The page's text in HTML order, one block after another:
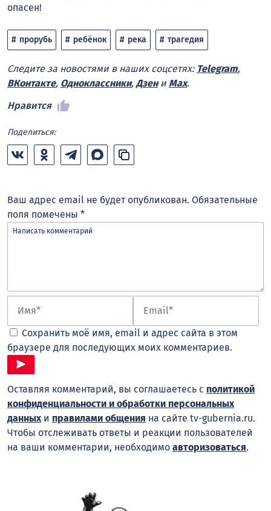
опасен!
прорубь ребёнок река трагедия
Следите за новостями в наших соцсетях: Telegram,
ВКонтакте, Одноклассники, Дзени Max.
Нравится
Поделиться:
Ваш адрес email не будет опубликован. Обязательные
поля помечены *
Сохранить моё имя, email и адрес сайта в этом
браузере для последующих моих комментариев.
Оставляя комментарий, вы соглашаетесь с политикой
конфиденциальности и обработки персональных
данных и правилами общения на сайте tv-gubernia.ru.
Чтобы отслеживать ответы и реакции пользователей
на ваши комментарии, необходимо авторизоваться.